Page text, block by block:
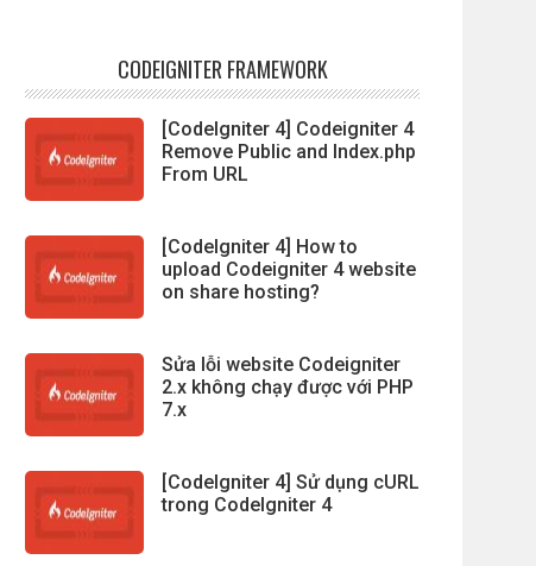
CODEIGNITER FRAMEWORK
[CodeIgniter 4] Codeigniter 4
Remove Public and Index.php
From URL
[CodeIgniter 4] How to
upload Codeigniter 4 website
on share hosting?
Sửa lỗi website Codeigniter
2.x không chạy được với PHP
7.x
[CodeIgniter 4] Sử dụng cURL
trong CodeIgniter 4